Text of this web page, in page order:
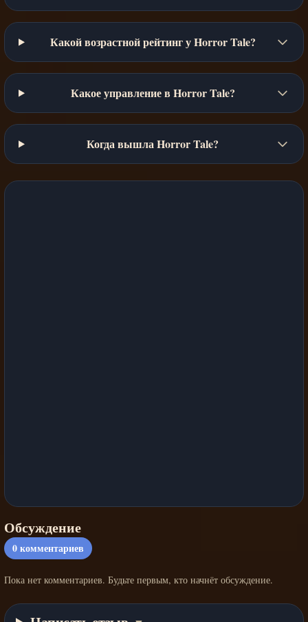
Какой возрастной рейтинг у Horror Tale?
Какое управление в Horror Tale?
Когда вышла Horror Tale?
Обсуждение
0комментариев
Пока нет комментариев. Будьте первым, кто начнёт обсуждение.